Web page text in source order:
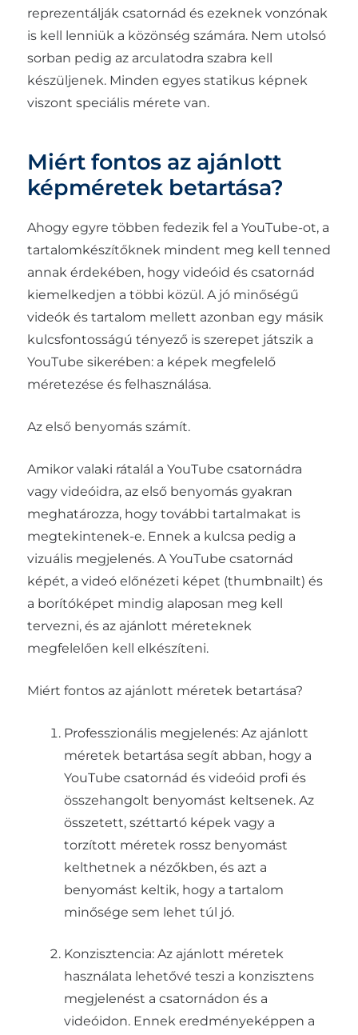
reprezentálják csatornád és ezeknek vonzónak
is kell lenniük a közönség számára. Nem utolsó
sorban pedig az arculatodra szabra kell
készüljenek. Minden egyes statikus képnek
viszont speciális mérete van.
Miért fontos az ajánlott
képméretek betartása?
Ahogy egyre többen fedezik fel a YouTube-ot, a
tartalomkészítőknek mindent meg kell tenned
annak érdekében, hogy videóid és csatornád
kiemelkedjen a többi közül. A jó minőségű
videók és tartalom mellett azonban egy másik
kulcsfontosságú tényező is szerepet játszik a
YouTube sikerében: a képek megfelelő
méretezése és felhasználása.
Az első benyomás számít.
Amikor valaki rátalál a YouTube csatornádra
vagy videóidra, az első benyomás gyakran
meghatározza, hogy további tartalmakat is
megtekintenek-e. Ennek a kulcsa pedig a
vizuális megjelenés. A YouTube csatornád
képét, a videó előnézeti képet (thumbnailt) és
a borítóképet mindig alaposan meg kell
tervezni, és az ajánlott méreteknek
megfelelően kell elkészíteni.
Miért fontos az ajánlott méretek betartása?
Professzionális megjelenés: Az ajánlott
méretek betartása segít abban, hogy a
YouTube csatornád és videóid profi és
összehangolt benyomást keltsenek. Az
összetett, széttartó képek vagy a
torzított méretek rossz benyomást
kelthetnek a nézőkben, és azt a
benyomást keltik, hogy a tartalom
minősége sem lehet túl jó.
Konzisztencia: Az ajánlott méretek
használata lehetővé teszi a konzisztens
megjelenést a csatornádon és a
videóidon. Ennek eredményeképpen a